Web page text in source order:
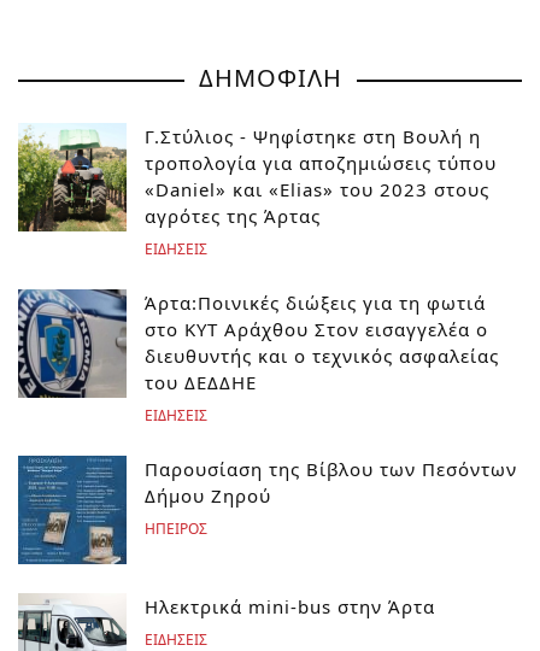
ΔΗΜΟΦΙΛΗ
Γ.Στύλιος - Ψηφίστηκε στη Βουλή η
τροπολογία για αποζημιώσεις τύπου
«Daniel» και «Elias» του 2023 στους
αγρότες της Άρτας
ΕΙΔΗΣΕΙΣ
Άρτα:Ποινικές διώξεις για τη φωτιά
στο ΚΥΤ Αράχθου Στον εισαγγελέα ο
διευθυντής και ο τεχνικός ασφαλείας
του ΔΕΔΔΗΕ
ΕΙΔΗΣΕΙΣ
Παρουσίαση της Βίβλου των Πεσόντων
Δήμου Ζηρού
ΗΠΕΙΡΟΣ
Ηλεκτρικά mini-bus στην Άρτα
ΕΙΔΗΣΕΙΣ